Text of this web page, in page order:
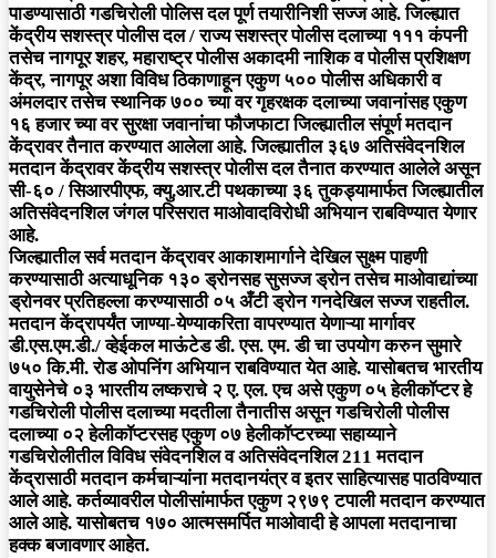
पाडण्यासाठी गडचिरोली पोलिस दल पूर्ण तयारीनिशी सज्ज आहे. जिल्ह्यात
केंद्रीय सशस्त्र पोलीस दल / राज्य सशस्त्र पोलीस दलाच्या १११ कंपनी
तसेच नागपूर शहर, महाराष्ट्र पोलीस अकादमी नाशिक व पोलीस प्रशिक्षण
केंद्र, नागपूर अशा विविध ठिकाणाहून एकुण ५०० पोलीस अधिकारी व
अंमलदार तसेच स्थानिक ७०० च्या वर गृहरक्षक दलाच्या जवानांसह एकुण
१६ हजार च्या वर सुरक्षा जवानांचा फौजफाटा जिल्ह्यातील संपूर्ण मतदान
केंद्रावर तैनात करण्यात आलेला आहे. जिल्ह्यातील ३६७ अतिसंवेदनशिल
मतदान केंद्रावर केंद्रीय सशस्त्र पोलीस दल तैनात करण्यात आलेले असून
सी-६० / सिआरपीएफ, क्यु.आर.टी पथकाच्या ३६ तुकड्यामार्फत जिल्ह्यातील
अतिसंवेदनशिल जंगल परिसरात माओवादविरोधी अभियान राबविण्यात येणार
आहे.
जिल्ह्यातील सर्व मतदान केंद्रावर आकाशमार्गाने देखिल सुक्ष्म पाहणी
करण्यासाठी अत्याधूनिक १३० ड्रोनसह सुसज्ज ड्रोन तसेच माओवाद्यांच्या
ड्रोनवर प्रतिहल्ला करण्यासाठी ०५ अँटी ड्रोन गनदेखिल सज्ज राहतील.
मतदान केंद्रापर्यंत जाण्या-येण्याकरिता वापरण्यात येणाऱ्या मार्गावर
डी.एस.एम.डी./ व्हेईकल माऊंटेड डी. एस. एम. डी चा उपयोग करुन सुमारे
७५० कि.मी. रोड ओपनिंग अभियान राबविण्यात येत आहे. यासोबतच भारतीय
वायुसेनेचे ०३ भारतीय लष्कराचे २ ए. एल. एच असे एकुण ०५ हेलीकॉप्टर हे
गडचिरोली पोलीस दलाच्या मदतीला तैनातीस असून गडचिरोली पोलीस
दलाच्या ०२ हेलीकॉप्टरसह एकुण ०७ हेलीकॉप्टरच्या सहाय्याने
गडचिरोलीतील विविध संवेदनशिल व अतिसंवेदनशिल 211 मतदान
केंद्रासाठी मतदान कर्मचाऱ्यांना मतदानयंत्र व इतर साहित्यासह पाठविण्यात
आले आहे. कर्तव्यावरील पोलीसांमार्फत एकुण २९७९ टपाली मतदान करण्यात
आले आहे. यासोबतच १७० आत्मसमर्पित माओवादी हे आपला मतदानाचा
हक्क बजावणार आहेत.